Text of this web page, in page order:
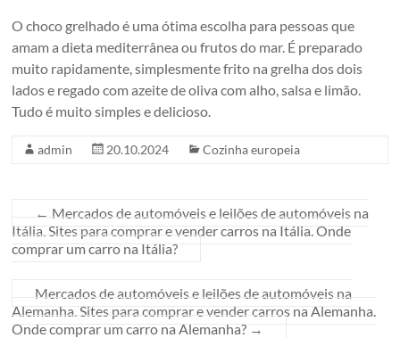
O choco grelhado é uma ótima escolha para pessoas que
amam a dieta mediterrânea ou frutos do mar. É preparado
muito rapidamente, simplesmente frito na grelha dos dois
lados e regado com azeite de oliva com alho, salsa e limão.
Tudo é muito simples e delicioso.
admin 20.10.2024 Cozinha europeia
← Mercados de automóveis e leilões de automóveis na
Itália. Sites para comprar e vender carros na Itália. Onde
comprar um carro na Itália?
Mercados de automóveis e leilões de automóveis na
Alemanha. Sites para comprar e vender carros na Alemanha.
Onde comprar um carro na Alemanha? →